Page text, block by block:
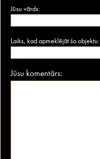
Jūsu vārds:
Laiks, kad apmeklējāt šo objektu:
Jūsu komentārs: